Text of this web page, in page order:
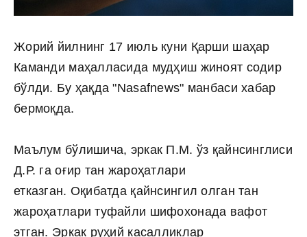
Жорий йилнинг 17 июль куни Қарши шаҳар
Каманди маҳалласида мудҳиш жиноят содир
бўлди. Бу ҳақда "Nasafnews" манбаси хабар
бермоқда.
Маълум бўлишича, эркак П.М. ўз қайнсинглиси
Д.Р. га оғир тан жароҳатлари
етказган. Оқибатда қайнсингил олган тан
жароҳатлари туфайли шифохонада вафот
этган. Эркак руҳий касалликлар